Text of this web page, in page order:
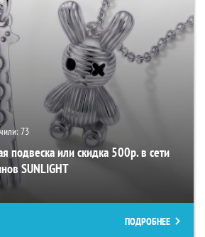
73
подвеска или скидка 500р. в сети
SUNLIGHT
ПОДРОБНЕЕ